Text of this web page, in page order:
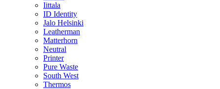
Iittala
ID Identity
Jalo Helsinki
Leatherman
Matterhorn
Neutral
Printer
Pure Waste
South West
Thermos